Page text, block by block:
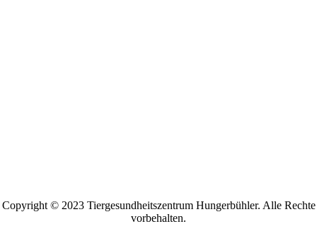
Copyright © 2023 Tiergesundheitszentrum Hungerbühler. Alle Rechte
vorbehalten.